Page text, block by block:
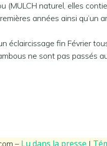
(MULCH naturel, elles
années ainsi
éclaircissage fin Février
ne sont pas passés
– Lu dans la presse |